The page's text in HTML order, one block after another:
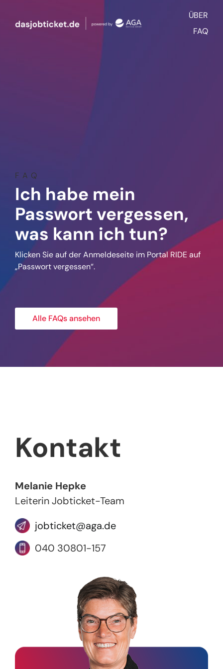
springen
ÜBER
FAQ
FAQ
Ich habe mein
Passwort vergessen,
was kann ich tun?
Klicken Sie auf der Anmeldeseite im Portal RIDE auf
„Passwort vergessen“.
Alle FAQs ansehen
Kontakt
Melanie Hepke
Leiterin Jobticket-Team
jobticket@aga.de
040 30801-157